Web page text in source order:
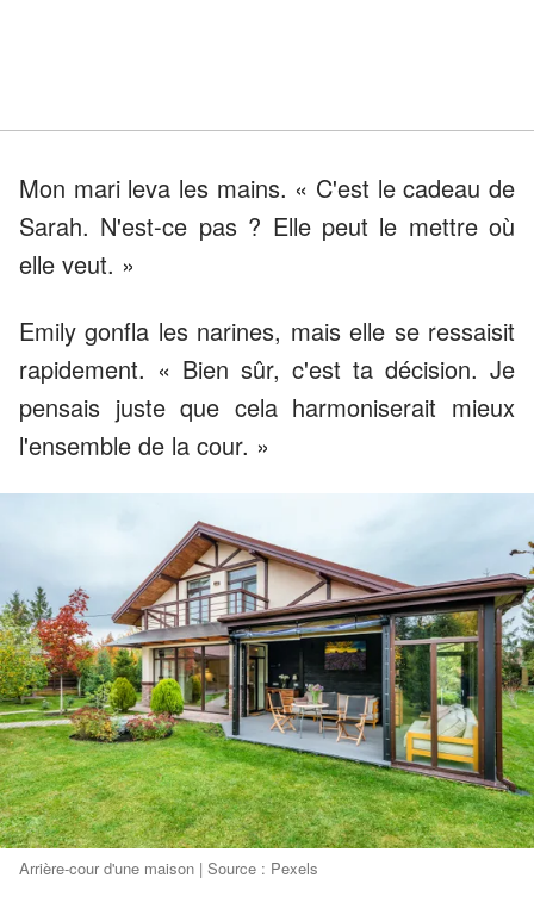
Mon mari leva les mains. « C'est le cadeau de
Sarah. N'est-ce pas ? Elle peut le mettre où
elle veut. »
Emily gonfla les narines, mais elle se ressaisit
rapidement. « Bien sûr, c'est ta décision. Je
pensais juste que cela harmoniserait mieux
l'ensemble de la cour. »
Arrière-cour d'une maison | Source : Pexels